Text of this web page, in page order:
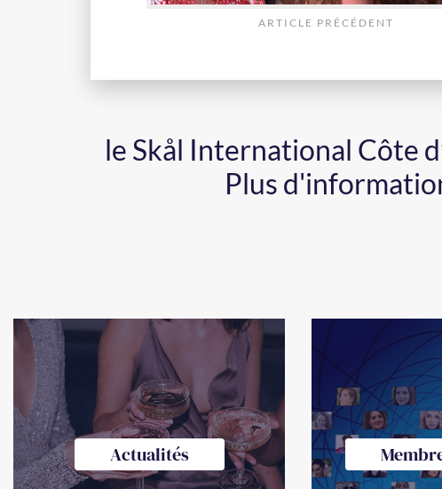
ARTICLE PRÉCÉDENT
le Skål International Côte
Plus
Actualités